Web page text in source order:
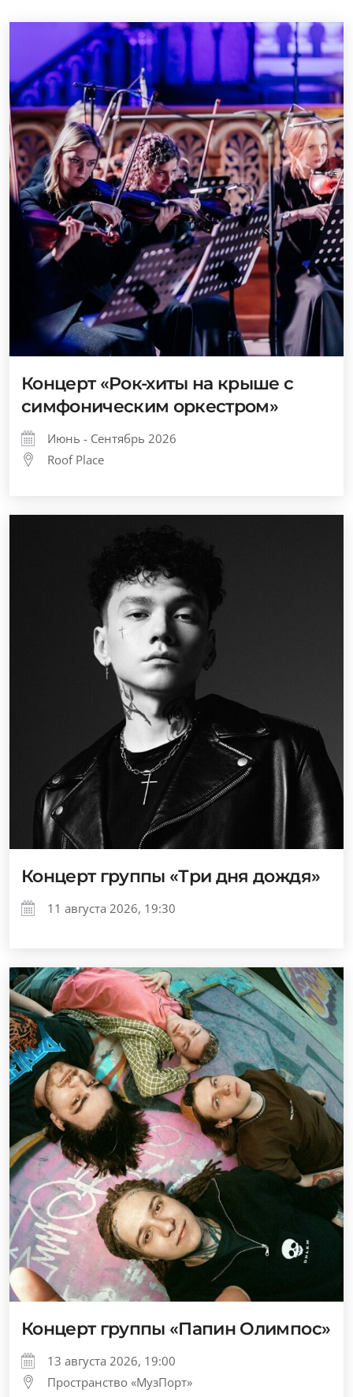
Концерт «Рок-хиты на крыше с
симфоническим оркестром»
Июнь - Сентябрь 2026
Roof Place
Концерт группы «Три дня дождя»
11 августа 2026, 19:30
Концерт группы «Папин Олимпос»
13 августа 2026, 19:00
Пространство «МузПорт»